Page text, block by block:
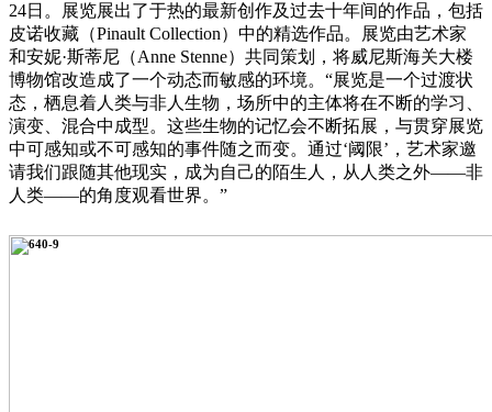
24日。展览展出了于热的最新创作及过去十年间的作品，包括
皮诺收藏（Pinault Collection）中的精选作品。展览由艺术家
和安妮·斯蒂尼（Anne Stenne）共同策划，将威尼斯海关大楼
博物馆改造成了一个动态而敏感的环境。“展览是一个过渡状
态，栖息着人类与非人生物，场所中的主体将在不断的学习、
演变、混合中成型。这些生物的记忆会不断拓展，与贯穿展览
中可感知或不可感知的事件随之而变。通过‘阈限’，艺术家邀
请我们跟随其他现实，成为自己的陌生人，从人类之外——非
人类——的角度观看世界。”